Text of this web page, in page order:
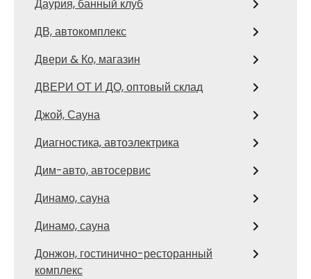
Даурия, банный клуб
ДВ, автокомплекс
Двери & Ко, магазин
ДВЕРИ ОТ И ДО, оптовый склад
Джой, Сауна
Диагностика, автоэлектрика
Дим-авто, автосервис
Динамо, сауна
Динамо, сауна
Донжон, гостинично-ресторанный
комплекс